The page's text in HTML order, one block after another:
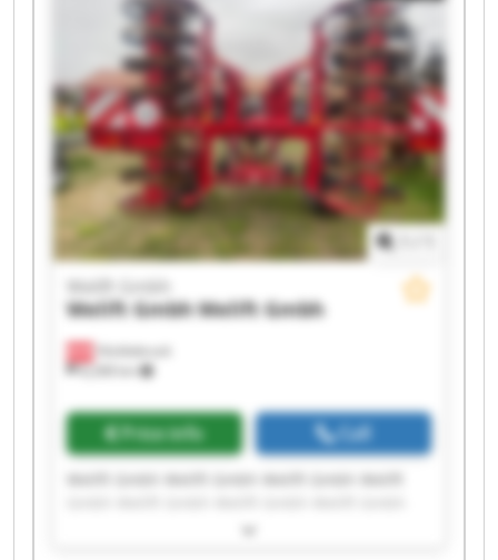
Vöcklabruck
8,268 km
Welift Gmbh
Welift GmbhWelift Gmbh
Price info Call
Welift Gmbh Welift Gmbh Welift Gmbh Welift
Welift Gmbh Welift Gmbh Welift Gmbh Welift